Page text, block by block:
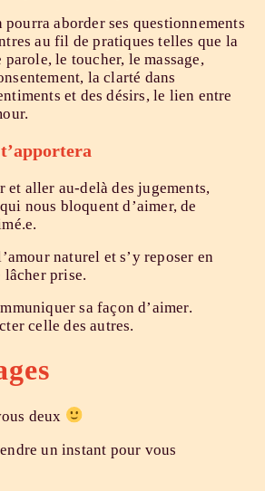
pourra aborder ses questionnements
au fil de pratiques telles que la
le toucher, le massage,
la clarté dans
et des désirs, le lien entre
et aller au-delà des jugements,
nous bloquent d’aimer, de
naturel et s’y reposer en
prise.
sa façon d’aimer.
celle des autres.
deux
un instant pour vous